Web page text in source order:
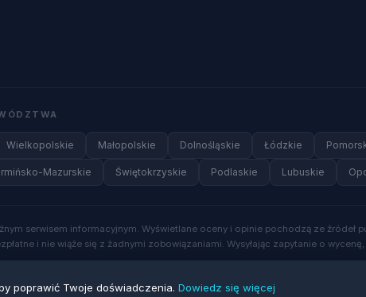
Wielkopolskie Małopolskie Dolnośląskie Łódzkie
Mazurskie Świętokrzyskie Podlaskie Lubuskie
serwisem informacyjnym. Wyświetlane oceny i opinie pochodzą ze
i nie wiąże się z żadnymi zobowiązaniami. Wysyłając zapytanie o
zastrzeżone.
poprawić Twoje doświadczenia. Dowiedz się więcej